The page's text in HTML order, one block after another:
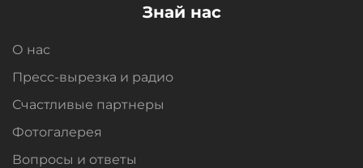
Знай нас
О нас
Пресс-вырезка и радио
Счастливые партнеры
Фотогалерея
Вопросы и oтветы